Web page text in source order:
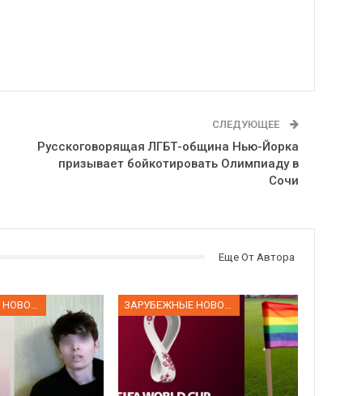
СЛЕДУЮЩЕЕ
Русскоговорящая ЛГБТ-община Нью-Йорка
призывает бойкотировать Олимпиаду в
Сочи
Еще От Автора
ЗАРУБЕЖНЫЕ НОВОСТИ ЗАРУБЕЖНЫЕ НОВОСТИ